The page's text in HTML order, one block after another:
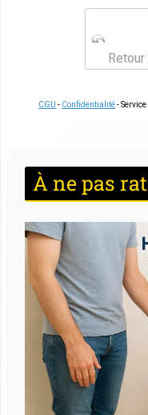
CGU - Confidentialité-
À ne pas